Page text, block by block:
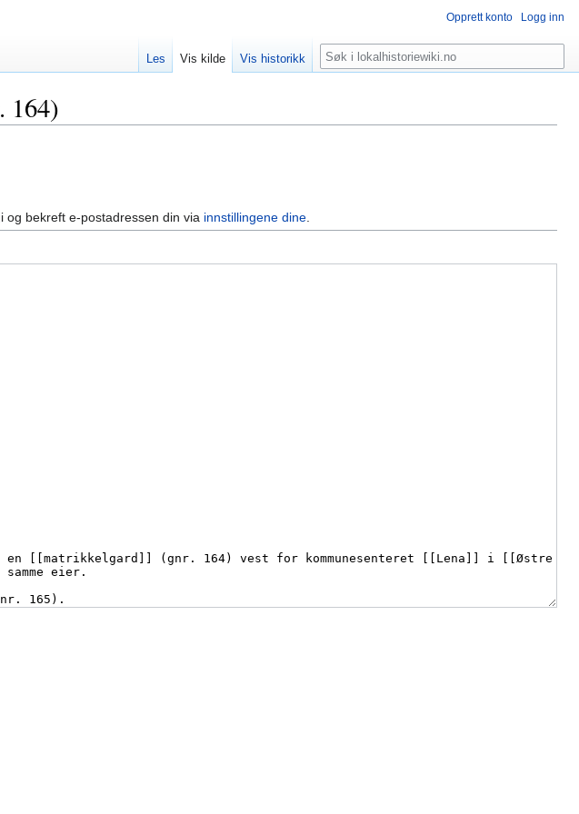
164)
og bekreft e-postadressen din via innstillingene dine
Opprett konto Logg inn
Les Vis kilde Vis historikk Søk